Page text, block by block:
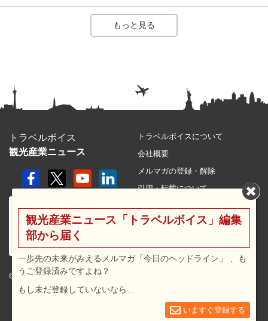
もっと見る
トラベルボイス
観光産業ニュース
© 2026 travel voice.
トラベルボイスについて
会社概要
メルマガの登録・解除
引用・転載について
利用規約
広告メニュー・料金
観光産業ニュース「トラベルボイス」編集
部から届く
一歩先の未来がみえるメルマガ「今日のヘッドライン」 、も
うご登録済みですよね？
もし未だ登録していないなら…
いますぐ登録する